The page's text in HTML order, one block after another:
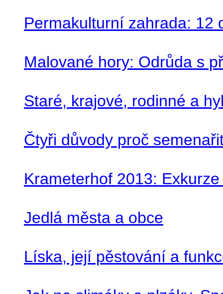
Permakulturní zahrada: 12
Malované hory: Odrůda s
Staré, krajové, rodinné a
Čtyři důvody proč
Krameterhof 2013:
Jedlá města a obce
Líska, její pěstování a